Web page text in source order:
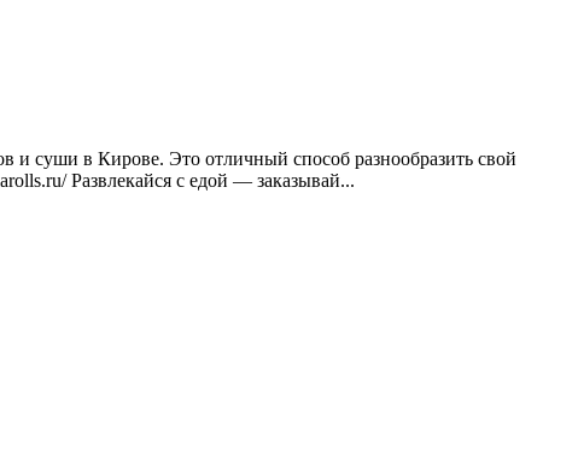
и суши в Кирове. Это отличный способ разнообразить свой
Развлекайся с едой — заказывай...